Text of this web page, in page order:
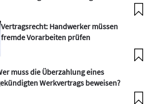
Vertragsrecht: Handwerker müssen
fremde Vorarbeiten prüfen
muss die Überzahlung eines
Werkvertrags beweisen?